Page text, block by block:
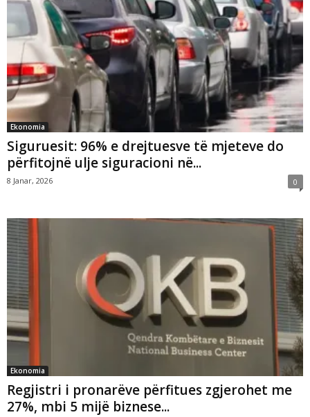
Ekonomia
Siguruesit: 96% e drejtuesve të mjeteve do
përfitojnë ulje siguracioni në...
8 Janar, 2026 0
Ekonomia
Regjistri i pronarëve përfitues zgjerohet me
27%, mbi 5 mijë biznese...